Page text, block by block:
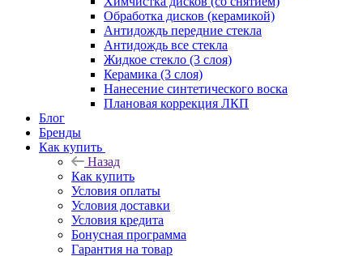
Обработка дисков (керамикой)
Антидождь передние стекла
Антидождь все стекла
Жидкое стекло (3 слоя)
Керамика (3 слоя)
Нанесение синтетического воска
Плановая коррекция ЛКП
Блог
Бренды
Как купить
Назад
Как купить
Условия оплаты
Условия доставки
Условия кредита
Бонусная программа
Гарантия на товар